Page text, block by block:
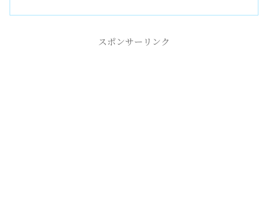
れはどこかと言うと・・・那覇市にある
スポンサーリンク